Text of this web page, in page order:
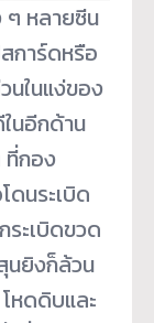
ๆ หลายซีน
การ์ดหรือ
นในแง่ของ
นอีกด้าน
ที่กอง
ดนระเบิด
ระเบิดขวด
นยิงก็ล้วน
หดดิบและ